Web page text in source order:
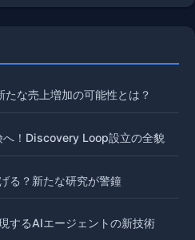
な売上増加の可能性とは？
！Discovery Loop設立の全貌
る？新たな研究が警鐘
するAIエージェントの新技術